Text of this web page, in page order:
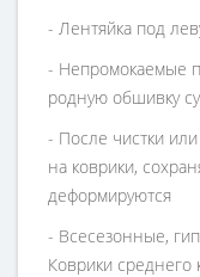
- Лентяйка под
- Непромокаемые
родную обшивку
- После чистки
на коврики,
деформируются
- Всесезонные,
Коврики